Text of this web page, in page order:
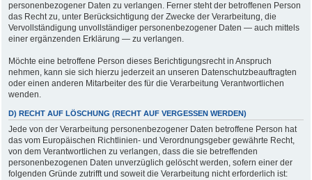
personenbezogener Daten zu verlangen. Ferner steht der betroffenen Person
das Recht zu, unter Berücksichtigung der Zwecke der Verarbeitung, die
Vervollständigung unvollständiger personenbezogener Daten — auch mittels
einer ergänzenden Erklärung — zu verlangen.
Möchte eine betroffene Person dieses Berichtigungsrecht in Anspruch
nehmen, kann sie sich hierzu jederzeit an unseren Datenschutzbeauftragten
oder einen anderen Mitarbeiter des für die Verarbeitung Verantwortlichen
wenden.
D) RECHT AUF LÖSCHUNG (RECHT AUF VERGESSEN WERDEN)
Jede von der Verarbeitung personenbezogener Daten betroffene Person hat
das vom Europäischen Richtlinien- und Verordnungsgeber gewährte Recht,
von dem Verantwortlichen zu verlangen, dass die sie betreffenden
personenbezogenen Daten unverzüglich gelöscht werden, sofern einer der
folgenden Gründe zutrifft und soweit die Verarbeitung nicht erforderlich ist: